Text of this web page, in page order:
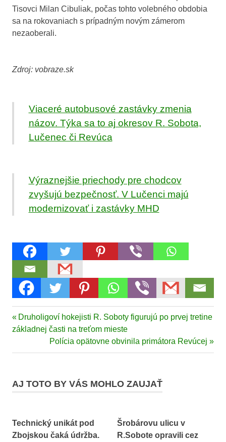
Tisovci Milan Cibuliak, počas tohto volebného obdobia
sa na rokovaniach s prípadným novým zámerom
nezaoberali.
Zdroj: vobraze.sk
Viaceré autobusové zastávky zmenia
názov. Týka sa to aj okresov R. Sobota,
Lučenec či Revúca
Výraznejšie priechody pre chodcov
zvyšujú bezpečnosť. V Lučenci majú
modernizovať i zastávky MHD
Navigácia
Previous
Post:
Druholigoví hokejisti R. Soboty figurujú po prvej tretine
základnej časti na treťom mieste
Next
Post:
Polícia opätovne obvinila primátora Revúcej
AJ TOTO BY VÁS MOHLO ZAUJAŤ
Technický unikát pod
Zbojskou čaká údržba.
Šrobárovu ulicu v
R.Sobote opravili cez